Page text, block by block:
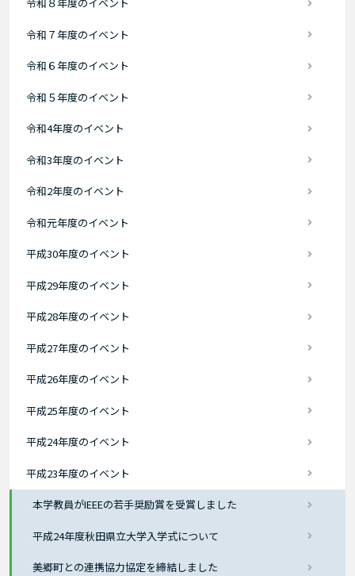
令和８年度のイベント
令和７年度のイベント
令和６年度のイベント
令和５年度のイベント
令和4年度のイベント
令和3年度のイベント
令和2年度のイベント
令和元年度のイベント
平成30年度のイベント
平成29年度のイベント
平成28年度のイベント
平成27年度のイベント
平成26年度のイベント
平成25年度のイベント
平成24年度のイベント
平成23年度のイベント
本学教員がIEEEの若手奨励賞を受賞しました
平成24年度秋田県立大学入学式について
美郷町との連携協力協定を締結しました